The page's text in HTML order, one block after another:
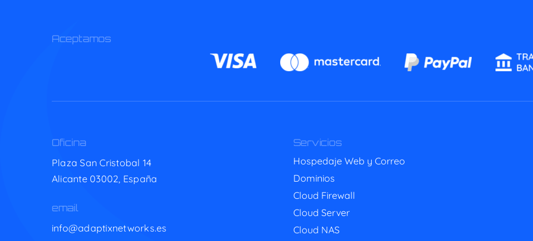
Aceptamos
Oficina
Plaza San Cristobal 14
Alicante 03002, España
email
info@adaptixnetworks.es
Servicios
Hospedaje Web y Correo
Dominios
Cloud Firewall
Cloud Server
Cloud NAS